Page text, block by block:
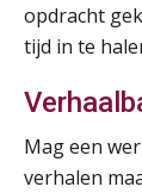
opdracht
tijd in te
Mag een
verhalen
27
28
AUG